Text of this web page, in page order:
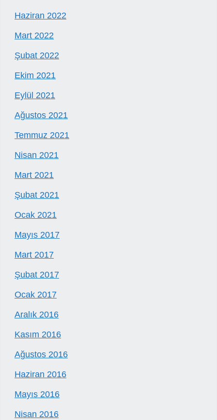
Haziran 2022
Mart 2022
Şubat 2022
Ekim 2021
Eylül 2021
Ağustos 2021
Temmuz 2021
Nisan 2021
Mart 2021
Şubat 2021
Ocak 2021
Mayıs 2017
Mart 2017
Şubat 2017
Ocak 2017
Aralık 2016
Kasım 2016
Ağustos 2016
Haziran 2016
Mayıs 2016
Nisan 2016